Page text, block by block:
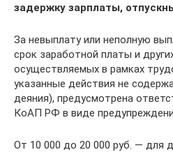
задержку зарплаты,
За невыплату или неполную
срок заработной платы и
осуществляемых в рамках
указанные действия не
деяния), предусмотрена
КоАП РФ в виде
От 10 000 до 20 000 руб. — для